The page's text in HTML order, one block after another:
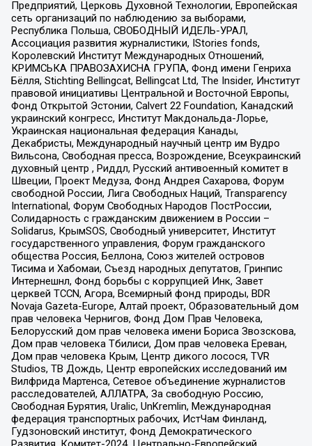
Предприятий, Церковь Духовной Технологии, Европейская
сеть организаций по наблюдению за выборами,
Республика Польша, СВОБОДНЫЙ ИДЕЛЬ-УРАЛ,
Ассоциация развития журналистики, IStories fonds,
Королевский Институт Международных Отношений,
КРИМСЬКА ПРАВОЗАХИСНА ГРУПА, Фонд имени Генриха
Бёлля, Stichting Bellingcat, Bellingcat Ltd, The Insider, Институт
правовой инициативы Центральной и Восточной Европы,
Фонд Открытой Эстонии, Calvert 22 Foundation, Канадский
украинский конгресс, Институт Макдональда-Лорье,
Украинская национальная федерация Канады,
Декабристы, Международный научный центр им Вудро
Вильсона, Свободная пресса, Возрождение, Всеукраинский
духовный центр , Риддл, Русский антивоенный комитет в
Швеции, Проект Медуза, Фонд Андрея Сахарова, Форум
свободной России, Лига Свободных Наций, Transparеncy
International, Форум Свободных Народов ПостРоссии,
Солидарность с гражданским движением в России –
Solidarus, КрымSOS, Свободный университет, Институт
государственного управления, Форум гражданского
общества Россия, Беллона, Союз жителей островов
Тисима и Хабомаи, Съезд народных депутатов, Гринпис
Интернешнл, Фонд борьбы с коррупцией Инк, Завет
церквей TCCN, Агора, Всемирный фонд природы, BDR
Novaja Gazeta-Europe, Алтай проект, Образовательный дом
прав человека Чернигов, Фонд Дом Прав Человека,
Белорусский дом прав человека имени Бориса Звозскова,
Дом прав человека Тбилиси, Дом прав человека Ереван,
Дом прав человека Крым, Центр дикого лосося, TVR
Studios, ТВ Дождь, Центр европейских исследований им
Вилфрида Мартенса, Сетевое объединение журналистов
расследователей, АЛЛАТРА, За свободную Россию,
Свободная Бурятия, Uralic, UnKremlin, Международная
федерация транспортных рабочих, ИстЧам Финланд,
Гудзоновский институт, Фонд Демократического